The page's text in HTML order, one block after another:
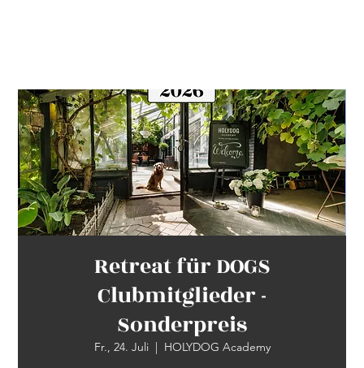
Retreat für DOGS
Clubmitglieder -
Sonderpreis
Fr., 24. Juli
  |
HOLYDOG Academy